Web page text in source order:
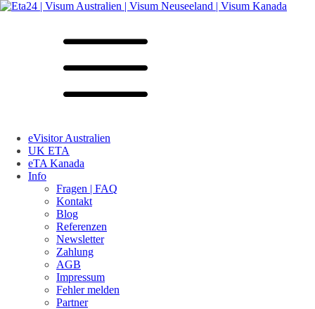
eVisitor Australien
UK ETA
eTA Kanada
Info
Fragen | FAQ
Kontakt
Blog
Referenzen
Newsletter
Zahlung
AGB
Impressum
Fehler melden
Partner